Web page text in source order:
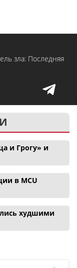
зла: Последняя
и Грогу» и
в MCU
худшими